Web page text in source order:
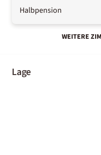
Halbpension
WEITERE
Lage